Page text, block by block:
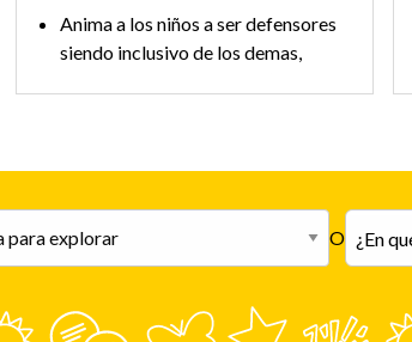
Anima a los niños a ser defensores
siendo inclusivo de los demas,
estrategias como ignorar, ser
asertivo, usar el sistema de
compañeros y colaborar con la
O